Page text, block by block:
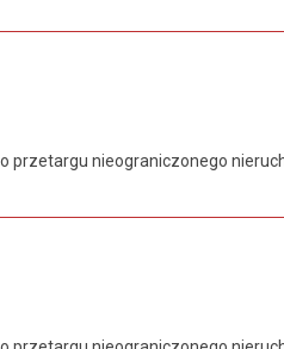
przetargu nieograniczonego